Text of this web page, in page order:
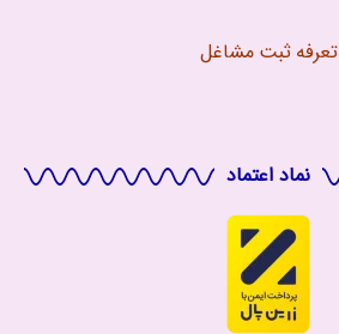
تعرفه ثبت مشاغل
نماد اعتماد